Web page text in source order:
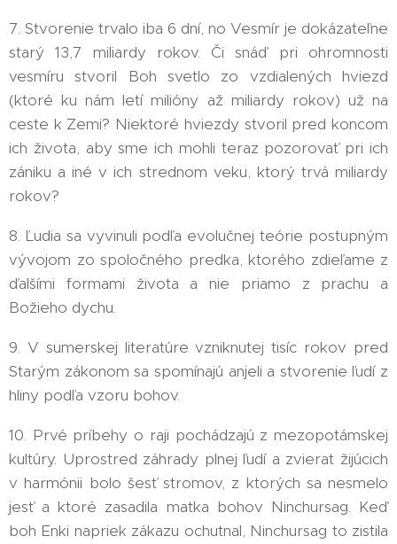
7. Stvorenie trvalo iba 6 dní, no Vesmír je dokázateľne
starý 13,7 miliardy rokov. Či snáď pri ohromnosti
vesmíru stvoril Boh svetlo zo vzdialených hviezd
(ktoré ku nám letí milióny až miliardy rokov) už na
ceste k Zemi? Niektoré hviezdy stvoril pred koncom
ich života, aby sme ich mohli teraz pozorovať pri ich
zániku a iné v ich strednom veku, ktorý trvá miliardy
rokov?
8. Ľudia sa vyvinuli podľa evolučnej teórie postupným
vývojom zo spoločného predka, ktorého zdieľame z
ďalšími formami života a nie priamo z prachu a
Božieho dychu.
9. V sumerskej literatúre vzniknutej tisíc rokov pred
Starým zákonom sa spomínajú anjeli a stvorenie ľudí z
hliny podľa vzoru bohov.
10. Prvé príbehy o raji pochádzajú z mezopotámskej
kultúry. Uprostred záhrady plnej ľudí a zvierat žijúcich
v harmónii bolo šesť stromov, z ktorých sa nesmelo
jesť a ktoré zasadila matka bohov Ninchursag. Keď
boh Enki napriek zákazu ochutnal, Ninchursag to zistila